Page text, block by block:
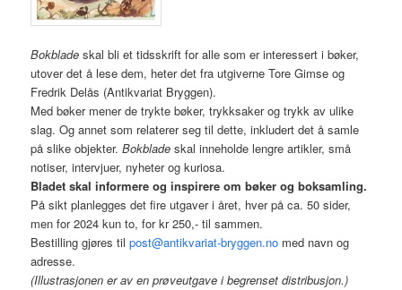
Bokblade skal bli et tidsskrift for alle som er interessert i bøker,
utover det å lese dem, heter det fra utgiverne Tore Gimse og
Fredrik Delås (Antikvariat Bryggen).
Med bøker mener de trykte bøker, trykksaker og trykk av ulike
slag. Og annet som relaterer seg til dette, inkludert det å samle
på slike objekter.Bokblade skal inneholde lengre artikler, små
notiser, intervjuer, nyheter og kuriosa.
Bladet skal informere og inspirere om bøker og boksamling.
På sikt planlegges det fire utgaver i året, hver på ca. 50 sider,
men for 2024 kun to, for kr 250,- til sammen.
Bestilling gjøres tilpost@antikvariat-bryggen.no med navn og
adresse.
(Illustrasjonen er av en prøveutgave i begrenset distribusjon.)